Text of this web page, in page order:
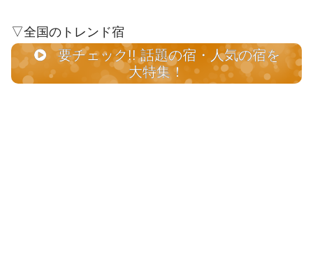
▽全国のトレンド宿
要チェック!! 話題の宿・人気の宿を
大特集！